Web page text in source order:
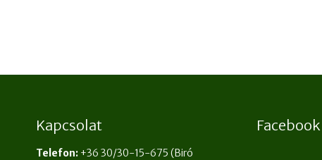
Kapcsolat
Telefon: +36 30/30-15-675 (Biró
Facebook